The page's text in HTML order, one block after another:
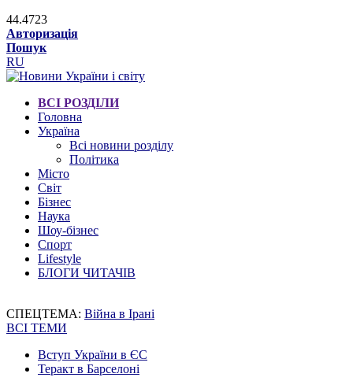
44.4723
Авторизація
Пошук
RU
ВСІ РОЗДІЛИ
Головна
Україна
Всі новини розділу
Політика
Місто
Світ
Бізнес
Наука
Шоу-бізнес
Спорт
Lifestyle
БЛОГИ ЧИТАЧІВ
СПЕЦТЕМА: Війна в Ірані
ВСІ ТЕМИ
Вступ України в ЄС
Теракт в Барселоні